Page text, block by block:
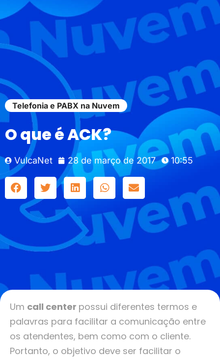
Telefonia e PABX na Nuvem
O que é ACK?
VulcaNet 28 de março de 2017 10:55
Um call center possui diferentes termos e
palavras para facilitar a comunicação entre
os atendentes, bem como com o cliente.
Portanto, o objetivo deve ser facilitar o